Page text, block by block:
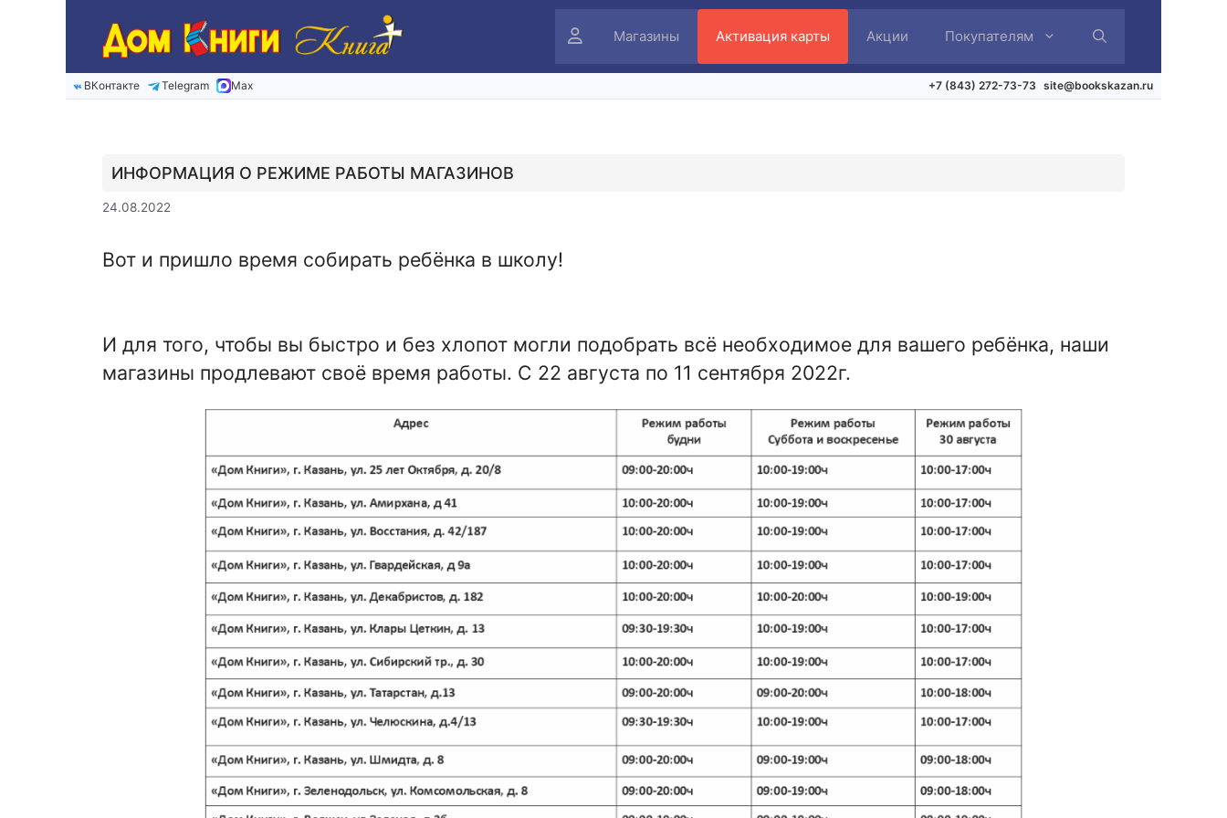
содержимому
ЛичныйМагазины Активация карты Акции Покупателям
ВКонтакте Telegram Max +7 (843) 272-73-73 site@bookskazan.ru
ИНФОРМАЦИЯ О РЕЖИМЕ РАБОТЫ МАГАЗИНОВ
24.08.2022
Вот и пришло время собирать ребёнка в школу!
И для того, чтобы вы быстро и без хлопот могли подобрать всё необходимое для вашего ребёнка, наши
магазины продлевают своё время работы. С 22 августа по 11 сентября 2022г.